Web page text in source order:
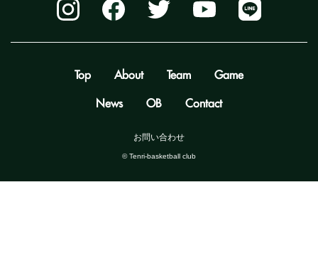
Top About Team Game
News OB Contact
お問い合わせ
©️ Tenri-basketball club